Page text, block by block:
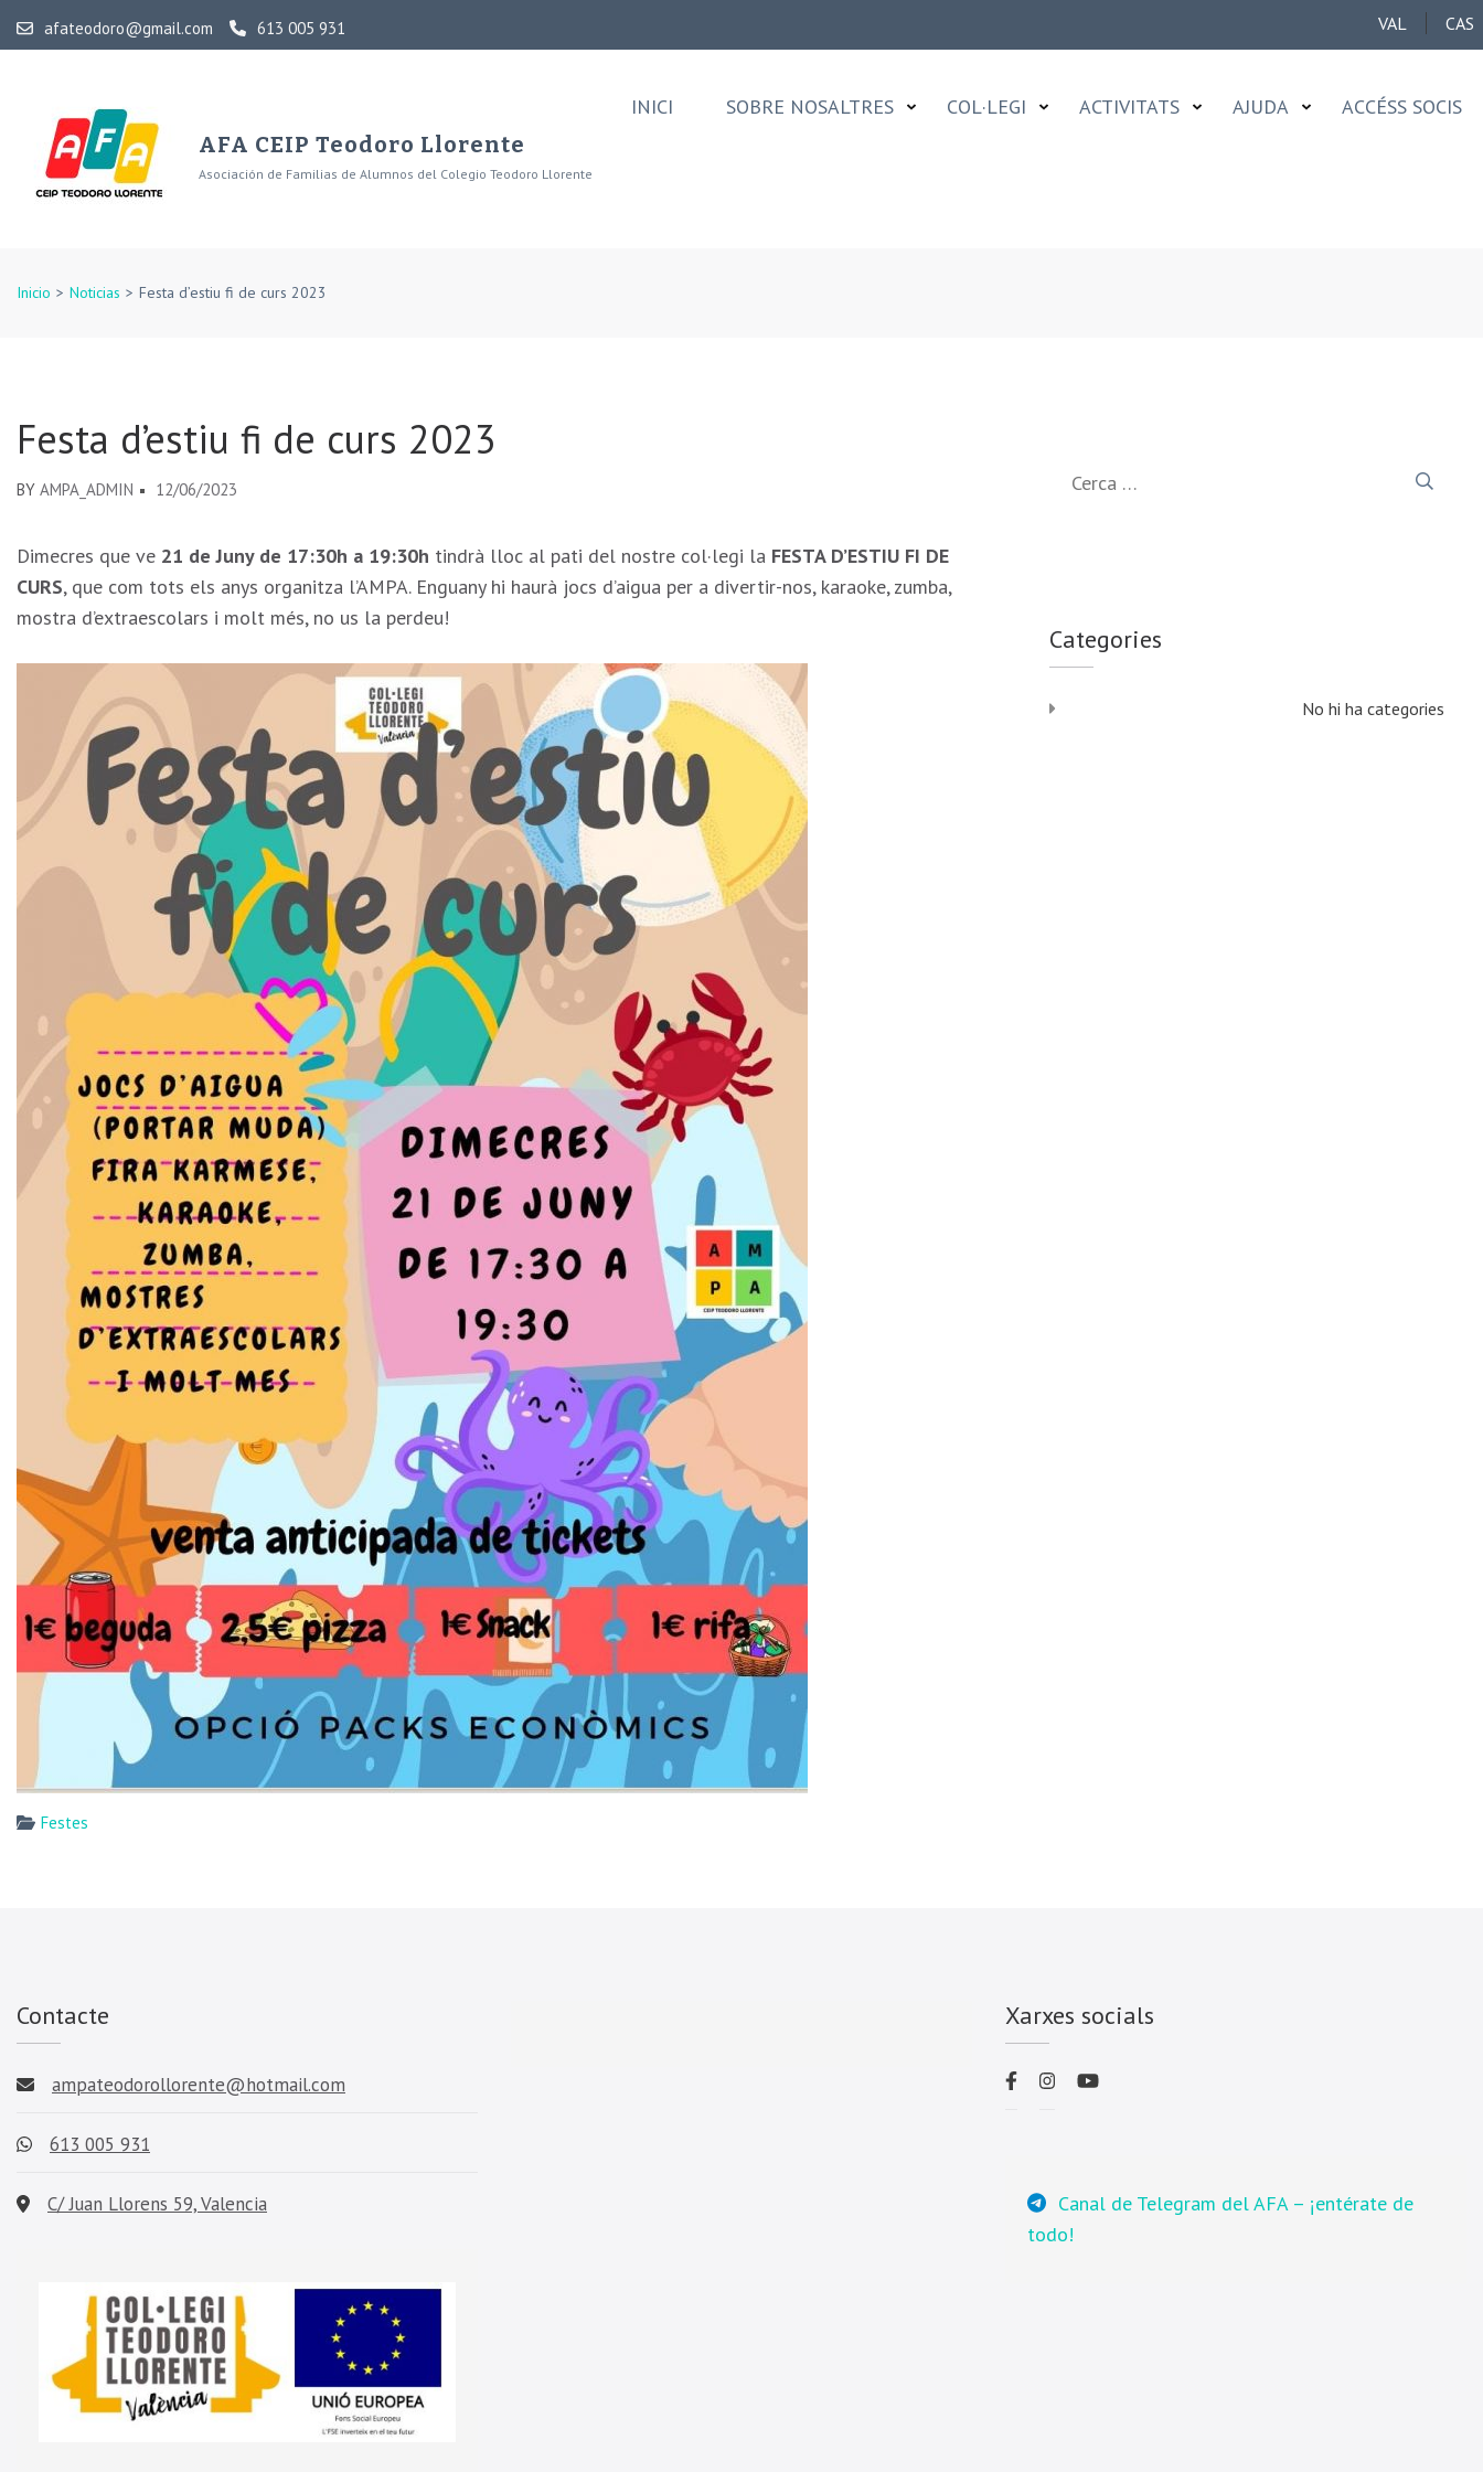
to
afateodoro@gmail.com 613 005 931
AFA CEIP Teodoro Llorente
Asociación de Familias de Alumnos del Colegio Teodoro Llorente
INICI SOBRE NOSALTRES COL·LEGI ACTIVITATS AJUDA ACCÉSS SOCIS
Inicio > Noticias > Festa d’estiu fi de curs 2023
Festa d’estiu fi de curs 2023
BY AMPA_ADMIN 12/06/2023
Dimecres que ve 21 de Juny de 17:30h a 19:30h tindrà lloc al pati del nostre col·legi la FESTA D’ESTIU FI DE
CURS, que com tots els anys organitza l’AMPA. Enguany hi haurà jocs d’aigua per a divertir-nos, karaoke, zumba,
mostra d’extraescolars i molt més, no us la perdeu!
Festes
Categories
No hi ha categories
Contacte
ampateodorollorente@hotmail.com
613 005 931
C/ Juan Llorens 59, Valencia
Xarxes socials
Canal de Telegram del AFA – ¡entérate de
todo!
VAL CAS